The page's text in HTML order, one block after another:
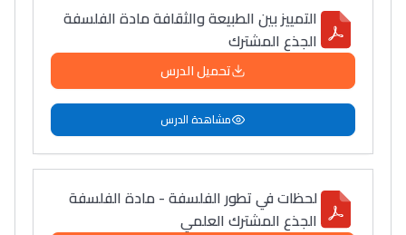
التمييز بين الطبيعة والثقافة مادة الفلسفة
الجذع المشترك
تحميل الدرس
مشاهدة الدرس
لحظات في تطور الفلسفة - مادة الفلسفة
الجذع المشترك العلمي